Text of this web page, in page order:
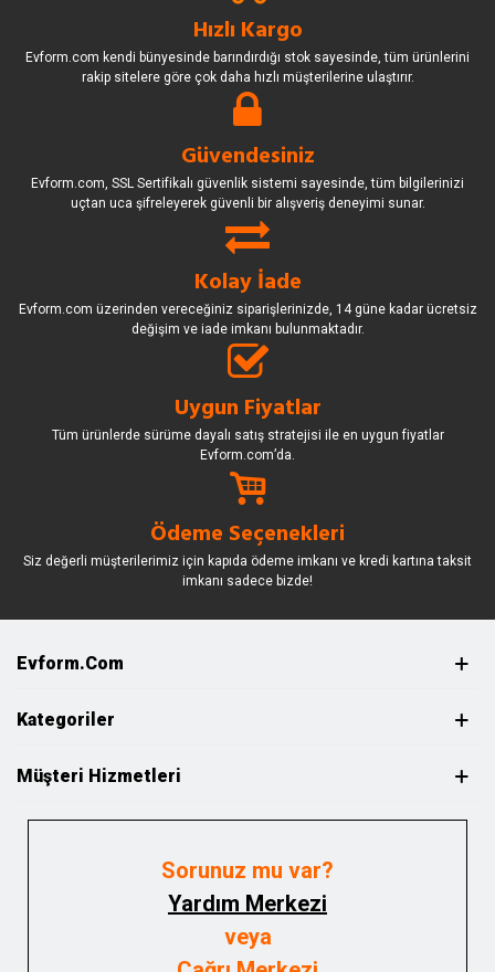
Hızlı Kargo
Evform.com kendi bünyesinde barındırdığı stok sayesinde, tüm ürünlerini
rakip sitelere göre çok daha hızlı müşterilerine ulaştırır.
Güvendesiniz
Evform.com, SSL Sertifikalı güvenlik sistemi sayesinde, tüm bilgilerinizi
uçtan uca şifreleyerek güvenli bir alışveriş deneyimi sunar.
Kolay İade
Evform.com üzerinden vereceğiniz siparişlerinizde, 14 güne kadar ücretsiz
değişim ve iade imkanı bulunmaktadır.
Uygun Fiyatlar
Tüm ürünlerde sürüme dayalı satış stratejisi ile en uygun fiyatlar
Evform.com’da.
Ödeme Seçenekleri
Siz değerli müşterilerimiz için kapıda ödeme imkanı ve kredi kartına taksit
imkanı sadece bizde!
Evform.com
Kategoriler
Müşteri Hizmetleri
Sorunuz mu var?
Yardım Merkezi
veya